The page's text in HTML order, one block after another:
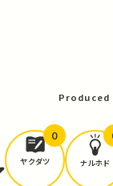
Produced
ヤクダツ
0
ナルホド